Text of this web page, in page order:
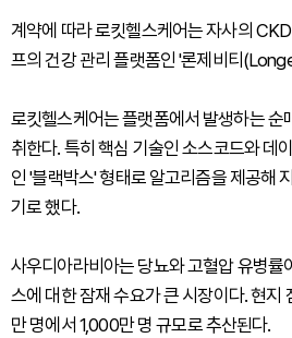
계약에 따라 로킷헬스케어는 자사의
프의 건강 관리 플랫폼인 '론제비티
로킷헬스케어는 플랫폼에서 발생하는
취한다. 특히 핵심 기술인 소스코드와 데
인 '블랙박스' 형태로 알고리즘을 제공해
기로 했다.
사우디아라비아는 당뇨와 고혈압 유병률
스에 대한 잠재 수요가 큰 시장이다. 현지
만 명에서 1,000만 명 규모로 추산된다.